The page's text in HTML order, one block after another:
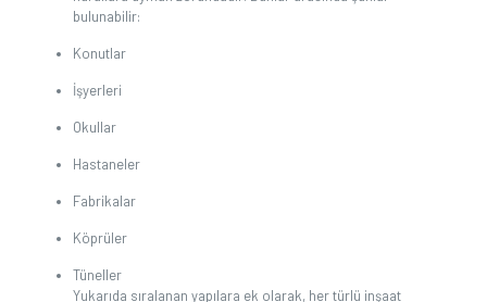
bulunabilir:
Konutlar
İşyerleri
Okullar
Hastaneler
Fabrikalar
Köprüler
Tüneller
Yukarıda sıralanan yapılara ek olarak, her türlü inşaat